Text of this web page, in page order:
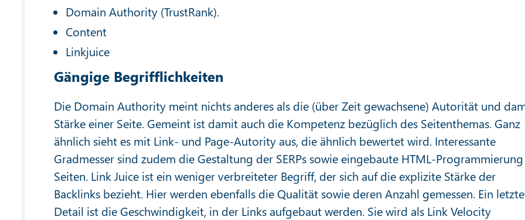
Domain Authority (TrustRank).
Content
Linkjuice
Gängige Begrifflichkeiten
Die Domain Authority meint nichts anderes als die (über Zeit gewachsene) Autorität und
Stärke einer Seite. Gemeint ist damit auch die Kompetenz bezüglich des Seitenthemas. Ganz
ähnlich sieht es mit Link- und Page-Autority aus, die ähnlich bewertet wird. Interessante
Gradmesser sind zudem die Gestaltung der SERPs sowie eingebaute HTML-
Seiten. Link Juice ist ein weniger verbreiteter Begriff, der sich auf die explizite Stärke der
Backlinks bezieht. Hier werden ebenfalls die Qualität sowie deren Anzahl gemessen. Ein
Detail ist die Geschwindigkeit, in der Links aufgebaut werden. Sie wird als Link Velocity